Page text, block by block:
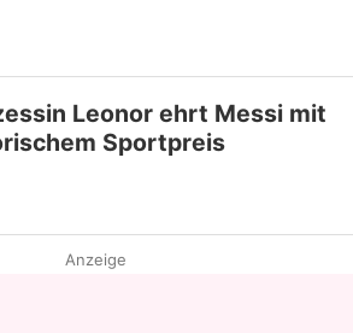
Leonor ehrt Messi mit
Sportpreis
Anzeige